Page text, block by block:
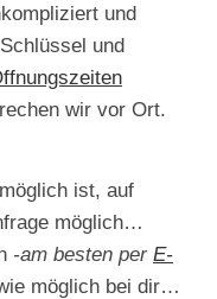
und
und
wir vor Ort.
ist, auf
möglich…
-am besten per E-
möglich bei dir…